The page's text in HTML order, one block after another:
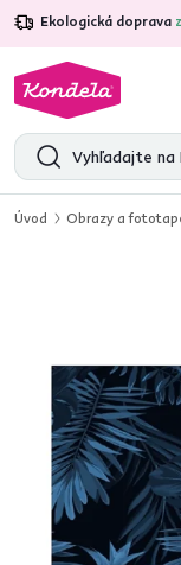
Ekologická doprava
4,7
Úvod Obrazy a